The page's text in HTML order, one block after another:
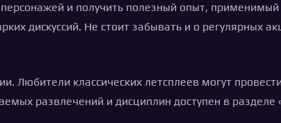
и получить полезный опыт, применимый
дискуссий. Не стоит забывать и о регулярных
Любители классических летсплеев могут
развлечений и дисциплин доступен в разделе